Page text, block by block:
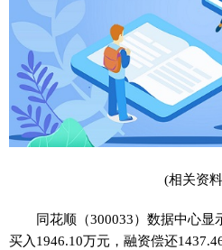
(相关资
同花顺（300033）数据中心显
买入1946.10万元，融资偿还